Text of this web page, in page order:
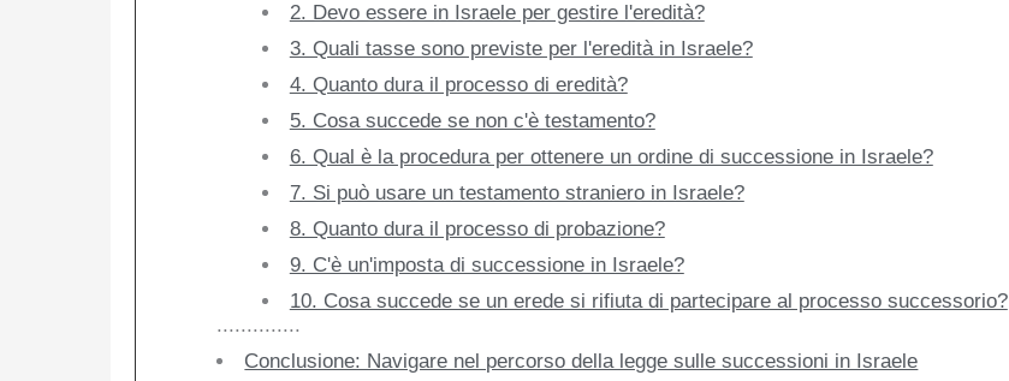
2. Devo essere in Israele per gestire l'eredità?
3. Quali tasse sono previste per l'eredità in Israele?
4. Quanto dura il processo di eredità?
5. Cosa succede se non c'è testamento?
6. Qual è la procedura per ottenere un ordine di successione in Israele?
7. Si può usare un testamento straniero in Israele?
8. Quanto dura il processo di probazione?
9. C'è un'imposta di successione in Israele?
10. Cosa succede se un erede si rifiuta di partecipare al processo successorio?
..............
Conclusione: Navigare nel percorso della legge sulle successioni in Israele